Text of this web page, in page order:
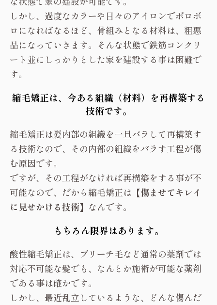
しかし、過度なカラーや日々のアイロンでボロボ
ロになればなるほど、骨組みとなる材料は、粗悪
品になっていきます。そんな状態で鉄筋コンクリ
ート並にしっかりとした家を建設する事は困難で
す。
縮毛矯正は、今ある組織（材料）を再構築する
技術です。
縮毛矯正は髪内部の組織を一旦バラして再構築す
る技術なので、その内部の組織をバラす工程が傷
む原因です。
ですが、その工程がなければ再構築をする事が不
可能なので、だから縮毛矯正は 【傷ませてキレイ
に見せかける技術】 なんです。
もちろん限界はあります。
酸性縮毛矯正は、ブリーチ毛など通常の薬剤では
対応不可能な髪でも、なんとか施術が可能な薬剤
である事は確かです。
しかし、最近乱立しているような、どんな傷んだ